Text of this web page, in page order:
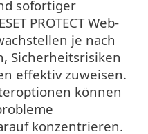
sofortiger
PROTECT Web-
je nach
Sicherheitsrisiken
effektiv zuweisen.
können
konzentrieren.